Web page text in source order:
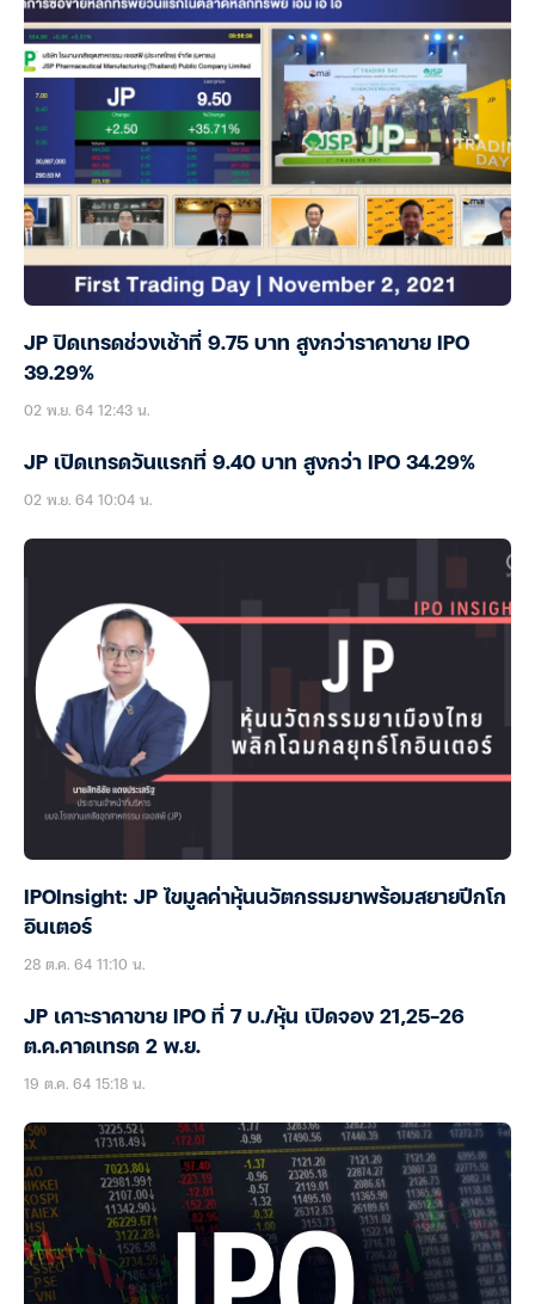
JP ปิดเทรดช่วงเช้าที่ 9.75 บาท สูงกว่าราคาขาย IPO
39.29%
02 พ.ย. 64 12:43 น.
JP เปิดเทรดวันแรกที่ 9.40 บาท สูงกว่า IPO 34.29%
02 พ.ย. 64 10:04 น.
IPOInsight: JP ไขมูลค่าหุ้นนวัตกรรมยาพร้อมสยายปีกโก
อินเตอร์
28 ต.ค. 64 11:10 น.
JP เคาะราคาขาย IPO ที่ 7 บ./หุ้น เปิดจอง 21,25-26
ต.ค.คาดเทรด 2 พ.ย.
19 ต.ค. 64 15:18 น.